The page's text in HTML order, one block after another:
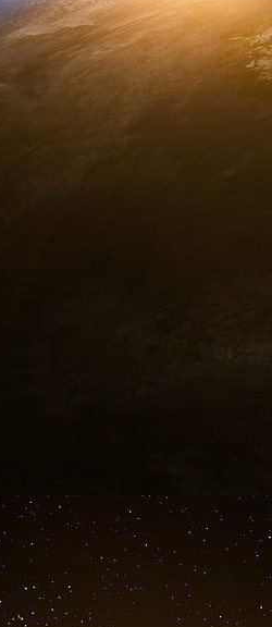
ne peut-il pas
défensif de titres dont
signaler que
capital d’Alstom compte
d’entrer pour gérer le
à une mode, qui voulait
de ce
il n’y a pas en
est passée d’un
financiers ouvert